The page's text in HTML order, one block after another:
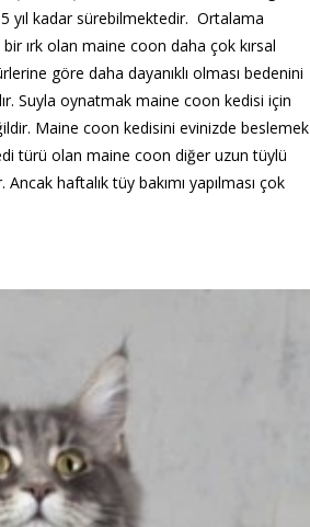
yıl kadar sürebilmektedir. Ortalama
ırk olan maine coon daha çok kırsal
göre daha dayanıklı olması bedenini
Suyla oynatmak maine coon kedisi için
Maine coon kedisini evinizde beslemek
türü olan maine coon diğer uzun tüylü
haftalık tüy bakımı yapılması çok